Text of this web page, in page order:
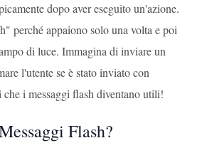
dopo aver eseguito un'azione.
perché appaiono solo una volta e poi
di luce. Immagina di inviare un
l'utente se è stato inviato con
che i messaggi flash diventano utili!
Flash?